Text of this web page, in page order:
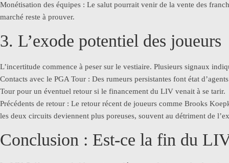
Monétisation des équipes : Le salut pourrait venir de la vente des
marché reste à prouver.
3. L’exode potentiel des joueurs
L’incertitude commence à peser sur le vestiaire. Plusieurs signaux
Contacts avec le PGA Tour : Des rumeurs persistantes font état
Tour pour un éventuel retour si le financement du LIV venait à se tarir.
Précédents de retour : Le retour récent de joueurs comme Brooks
les deux circuits deviennent plus poreuses, souvent au détriment de
Conclusion : Est-ce la fin du